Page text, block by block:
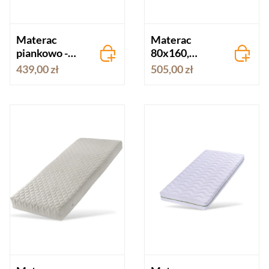
Materac
piankowo -
lateksowy
160x80,
439,00 zł
Materac
80x160,
160x80
HYPNOS
505,00 zł